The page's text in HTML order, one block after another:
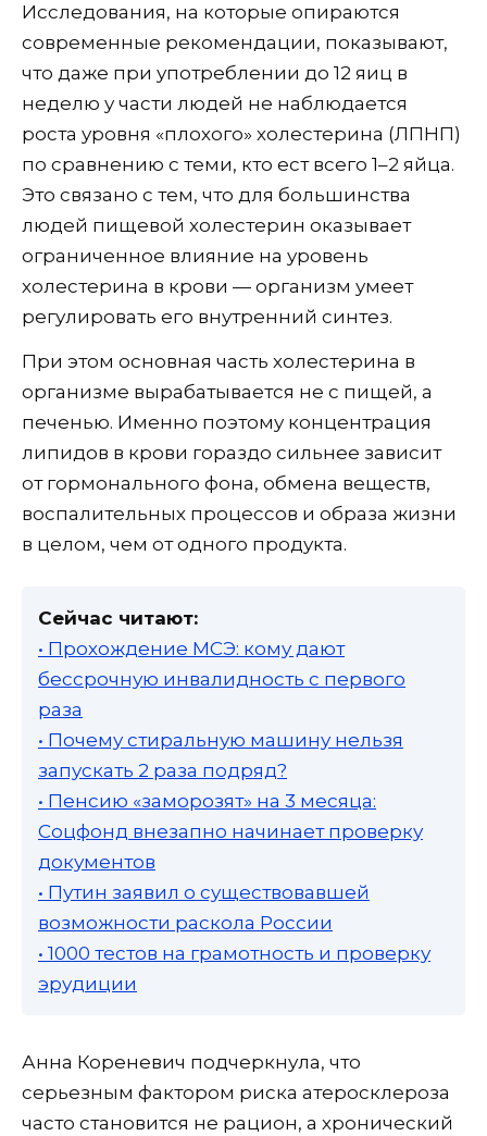
Исследования, на которые опираются
современные рекомендации, показывают,
что даже при употреблении до 12 яиц в
неделю у части людей не наблюдается
роста уровня «плохого» холестерина (ЛПНП)
по сравнению с теми, кто ест всего 1–2 яйца.
Это связано с тем, что для большинства
людей пищевой холестерин оказывает
ограниченное влияние на уровень
холестерина в крови — организм умеет
регулировать его внутренний синтез.
При этом основная часть холестерина в
организме вырабатывается не с пищей, а
печенью. Именно поэтому концентрация
липидов в крови гораздо сильнее зависит
от гормонального фона, обмена веществ,
воспалительных процессов и образа жизни
в целом, чем от одного продукта.
Сейчас читают:
• Прохождение МСЭ: кому дают
бессрочную инвалидность с первого
раза
• Почему стиральную машину нельзя
запускать 2 раза подряд?
• Пенсию «заморозят» на 3 месяца:
Соцфонд внезапно начинает проверку
документов
• Путин заявил о существовавшей
возможности раскола России
• 1000 тестов на грамотность и проверку
эрудиции
Анна Кореневич подчеркнула, что
серьезным фактором риска атеросклероза
часто становится не рацион, а хронический